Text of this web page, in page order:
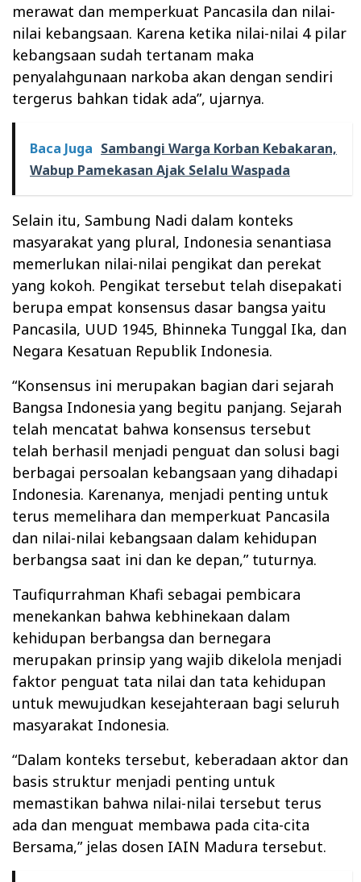
merawat dan memperkuat Pancasila dan nilai-
nilai kebangsaan. Karena ketika nilai-nilai 4 pilar
kebangsaan sudah tertanam maka
penyalahgunaan narkoba akan dengan sendiri
tergerus bahkan tidak ada”, ujarnya.
Baca Juga Sambangi Warga Korban Kebakaran,
Wabup Pamekasan Ajak Selalu Waspada
Selain itu, Sambung Nadi dalam konteks
masyarakat yang plural, Indonesia senantiasa
memerlukan nilai-nilai pengikat dan perekat
yang kokoh. Pengikat tersebut telah disepakati
berupa empat konsensus dasar bangsa yaitu
Pancasila, UUD 1945, Bhinneka Tunggal Ika, dan
Negara Kesatuan Republik Indonesia.
“Konsensus ini merupakan bagian dari sejarah
Bangsa Indonesia yang begitu panjang. Sejarah
telah mencatat bahwa konsensus tersebut
telah berhasil menjadi penguat dan solusi bagi
berbagai persoalan kebangsaan yang dihadapi
Indonesia. Karenanya, menjadi penting untuk
terus memelihara dan memperkuat Pancasila
dan nilai-nilai kebangsaan dalam kehidupan
berbangsa saat ini dan ke depan,” tuturnya.
Taufiqurrahman Khafi sebagai pembicara
menekankan bahwa kebhinekaan dalam
kehidupan berbangsa dan bernegara
merupakan prinsip yang wajib dikelola menjadi
faktor penguat tata nilai dan tata kehidupan
untuk mewujudkan kesejahteraan bagi seluruh
masyarakat Indonesia.
“Dalam konteks tersebut, keberadaan aktor dan
basis struktur menjadi penting untuk
memastikan bahwa nilai-nilai tersebut terus
ada dan menguat membawa pada cita-cita
Bersama,” jelas dosen IAIN Madura tersebut.